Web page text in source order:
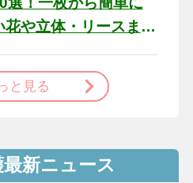
や立体・リースま
と見る
最新ニュース